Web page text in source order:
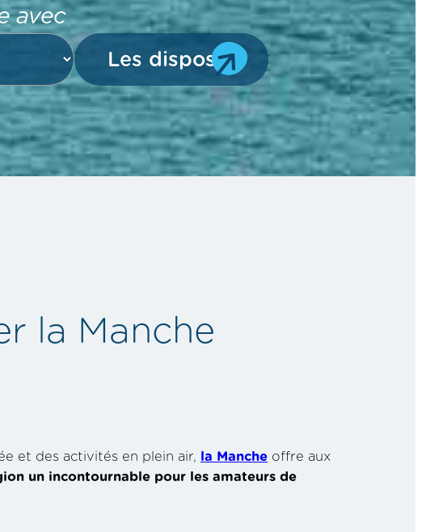
avec
Les dispos
la Manche
et des activités en plein air, la Manche offre aux
un incontournable pour les amateurs de